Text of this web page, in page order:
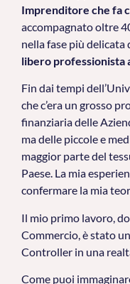
Imprenditore che fa
accompagnato oltre
nella fase più delicata
libero professionista
Fin dai tempi
che c’era un grosso
finanziaria delle
ma delle piccole e
maggior parte del
Paese. La mia
confermare la mia
Il mio primo lavoro,
Commercio, è stato
Controller in una
Come puoi